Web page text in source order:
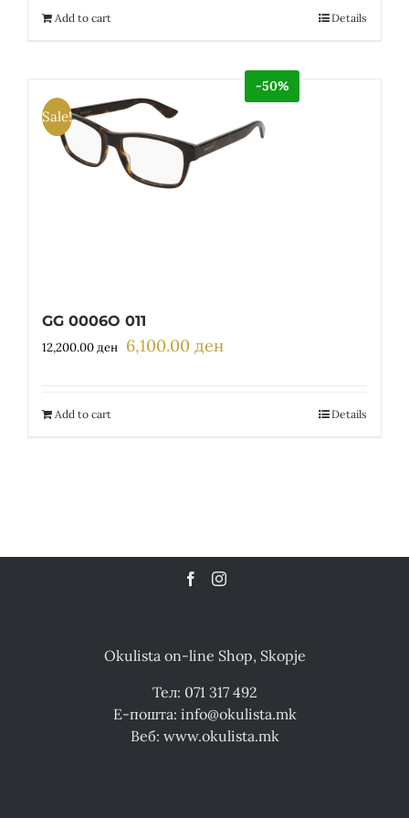
Add to cart Details
Sale!
-50%
GG 0006O 011
12,200.00ден Original
6,100.00 денCurrent
Add to cart Details
Okulista on-line Shop, Skopje
Тел: 071 317 492
Е-пошта: info@okulista.mk
Веб: www.okulista.mk